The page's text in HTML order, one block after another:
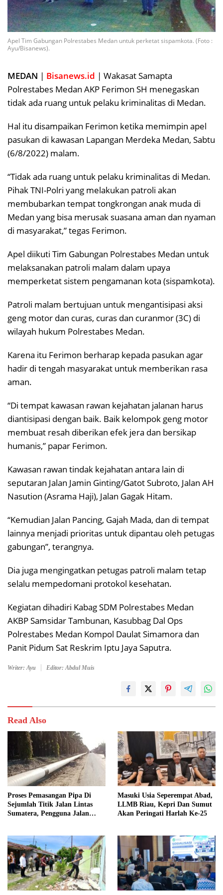
Apel Tim Gabungan Polrestabes Medan untuk perketat sispamkota. (Foto :
Ayu/Bisanews).
MEDAN | Bisanews.id | Wakasat Samapta
Polrestabes Medan AKP Ferimon SH menegaskan
tidak ada ruang untuk pelaku kriminalitas di Medan.
Hal itu disampaikan Ferimon ketika memimpin apel
pasukan di kawasan Lapangan Merdeka Medan, Sabtu
(6/8/2022) malam.
“Tidak ada ruang untuk pelaku kriminalitas di Medan.
Pihak TNI-Polri yang melakukan patroli akan
membubarkan tempat tongkrongan anak muda di
Medan yang bisa merusak suasana aman dan nyaman
di masyarakat,” tegas Ferimon.
Apel diikuti Tim Gabungan Polrestabes Medan untuk
melaksanakan patroli malam dalam upaya
memperketat sistem pengamanan kota (sispamkota).
Patroli malam bertujuan untuk mengantisipasi aksi
geng motor dan curas, curas dan curanmor (3C) di
wilayah hukum Polrestabes Medan.
Karena itu Ferimon berharap kepada pasukan agar
hadir di tengah masyarakat untuk memberikan rasa
aman.
“Di tempat kawasan rawan kejahatan jalanan harus
diantisipasi dengan baik. Baik kelompok geng motor
membuat resah diberikan efek jera dan bersikap
humanis,” papar Ferimon.
Kawasan rawan tindak kejahatan antara lain di
seputaran Jalan Jamin Ginting/Gatot Subroto, Jalan AH
Nasution (Asrama Haji), Jalan Gagak Hitam.
“Kemudian Jalan Pancing, Gajah Mada, dan di tempat
lainnya menjadi prioritas untuk dipantau oleh petugas
gabungan”, terangnya.
Dia juga mengingatkan petugas patroli malam tetap
selalu mempedomani protokol kesehatan.
Kegiatan dihadiri Kabag SDM Polrestabes Medan
AKBP Samsidar Tambunan, Kasubbag Dal Ops
Polrestabes Medan Kompol Daulat Simamora dan
Panit Pidum Sat Reskrim Iptu Jaya Saputra.
Writer: Ayu Editor: Abdul Muis
Read Also
Proses Pemasangan Pipa Di
Sejumlah Titik Jalan Lintas
Sumatera, Pengguna Jalan
Masuki Usia Seperempat Abad,
LLMB Riau, Kepri Dan Sumut
Akan Peringati Harlah Ke-25